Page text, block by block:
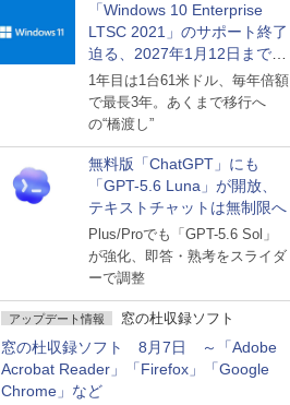
「Windows 10 Enterprise
LTSC 2021」のサポート終了
迫る、2027年1月12日まで
～ESUは9月1日から販売
1年目は1台61米ドル、毎年倍額
で最長3年。あくまで移行へ
の“橋渡し”
無料版「ChatGPT」にも
「GPT-5.6 Luna」が開放、
テキストチャットは無制限へ
Plus/Proでも「GPT-5.6 Sol」
が強化、即答・熟考をスライダ
ーで調整
アップデート情報 窓の杜収録ソフト
窓の杜収録ソフト 8月7日 ～「Adobe
Acrobat Reader」「Firefox」「Google
Chrome」など